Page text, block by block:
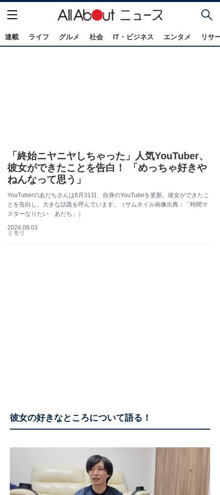
連載 ライフ グルメ 社会 IT・ビジネス エンタメ リサ
「終始ニヤニヤしちゃった」人気YouTuber、
彼女ができたことを告白！ 「めっちゃ好きや
ねんなって思う」
YouTuberのあだちさんは8月31日、自身のYouTubeを更新。彼女ができたこ
とを告白し、大きな話題を呼んでいます。（サムネイル画像出典：「時間マ
スターなりたい あだち」）
2024.09.03
ミモリ
彼女の好きなところについて語る！